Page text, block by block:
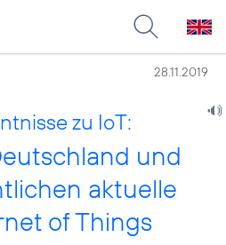
28.11.2019
zu IoT:
und
aktuelle
of Things